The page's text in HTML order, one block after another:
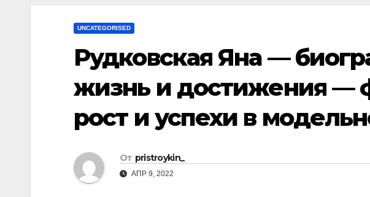
UNCATEGORISED
Рудковская Яна —
жизнь и достижения —
рост и успехи в
От pristroykin_
АПР 9, 2022